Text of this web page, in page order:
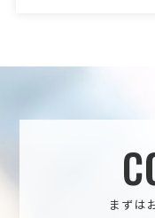
まずは